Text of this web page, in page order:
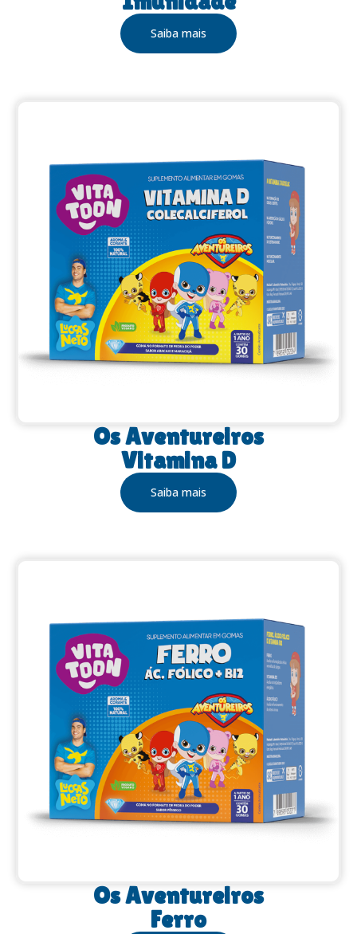
Saiba mais
Os Aventureiros
Vitamina D
Saiba mais
Os Aventureiros
Ferro